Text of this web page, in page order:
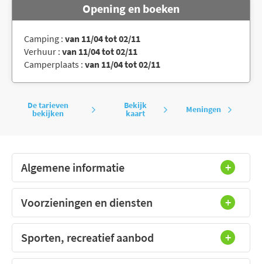
Opening en boeken
Camping : van 11/04 tot 02/11
Verhuur : van 11/04 tot 02/11
Camperplaats : van 11/04 tot 02/11
De tarieven
bekijken
Bekijk
kaart Meningen
Algemene informatie
Voorzieningen en diensten
Sporten, recreatief aanbod